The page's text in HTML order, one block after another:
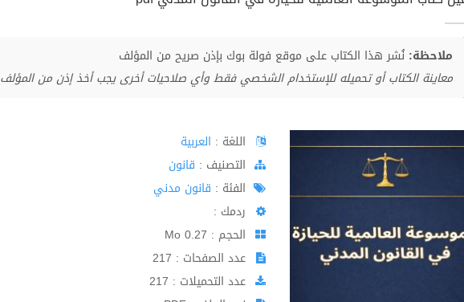
ملاحظة: نُشر هذا الكتاب على موقع فولة بوك بإذن صريح من المؤلف
معاينة الكتاب أو تحميله للإستخدام الشخصي فقط وأي صلاحيات أخرى يجب أخذ إذن من المؤلف
اللغة : العربية
اﻟﺘﺼﻨﻴﻒ : قانون
الفئة : قانون مدني
ردمك :
الحجم : 0.27 Mo
عدد الصفحات : 217
عدد التحميلات : 217